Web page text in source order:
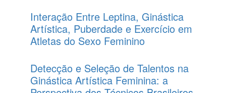
Interação Entre Leptina, Ginástica
Artística, Puberdade e Exercício em
Atletas do Sexo Feminino
Detecção e Seleção de Talentos na
Ginástica Artística Feminina: a